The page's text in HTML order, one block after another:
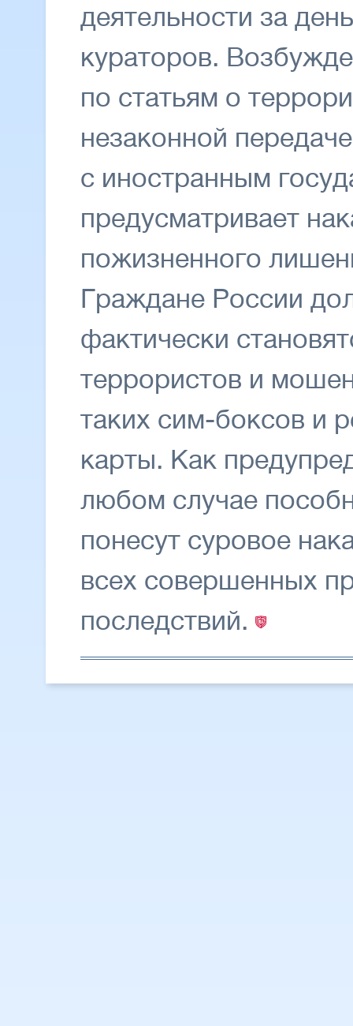
деятельности за
кураторов.
по статьям о
незаконной
с иностранным
предусматривает
пожизненного
Граждане России
фактически
террористов и
таких сим-боксов и
карты. Как
любом случае
понесут суровое
всех совершенных
последствий.